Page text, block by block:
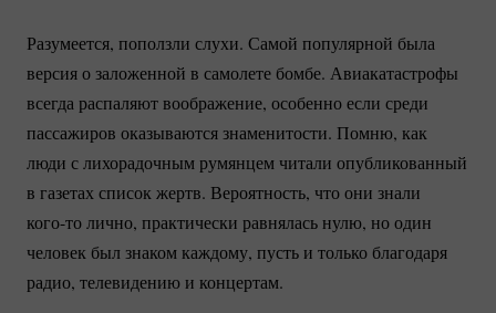
Разумеется, поползли слухи. Самой популярной была
версия о заложенной в самолете бомбе. Авиакатастрофы
всегда распаляют воображение, особенно если среди
пассажиров оказываются знаменитости. Помню, как
люди с лихорадочным румянцем читали опубликованный
в газетах список жертв. Вероятность, что они знали
кого-толично, практически равнялась нулю, но один
человек был знаком каждому, пусть и только благодаря
радио, телевидению и концертам.